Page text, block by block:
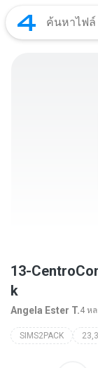
13-
k
Angela Ester T.4 ห
SIMS2PACK